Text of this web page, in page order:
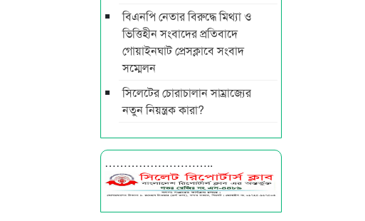
বিএনপি নেতার বিরুদ্ধে মিথ্যা ও
ভিত্তিহীন সংবাদের প্রতিবাদে
গোয়াইনঘাট প্রেসক্লাবে সংবাদ
সম্মেলন
সিলেটের চোরাচালান সাম্রাজ্যের
নতুন নিয়ন্ত্রক কারা?
………………………..